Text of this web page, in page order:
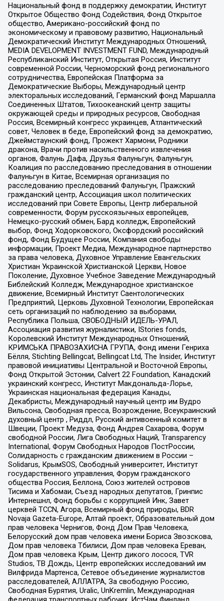
Национальный фонд в поддержку демократии, Институт
Открытое Общество Фонд Содействия, Фонд Открытое
общество, Американо-российский фонд по
экономическому и правовому развитию, Национальный
Демократический Институт Международных Отношений,
MEDIA DEVELOPMENT INVESTMENT FUND, Международный
Республиканский Институт, Открытая Россия, Институт
современной России, Черноморский фонд регионального
сотрудничества, Европейская Платформа за
Демократические Выборы, Международный центр
электоральных исследований, Германский фонд Маршалла
Соединенных Штатов, Тихоокеанский центр защиты
окружающей среды и природных ресурсов, Свободная
Россия, Всемирный конгресс украинцев, Атлантический
совет, Человек в беде, Европейский фонд за демократию,
Джеймстаунский фонд, Прожект Хармони, Родники
дракона, Врачи против насильственного извлечения
органов, Фалунь Дафа, Друзья Фалуньгун, Фалуньгун,
Коалиция по расследованию преследования в отношении
Фалуньгун в Китае, Всемирная организация по
расследованию преследований Фалуньгун, Пражский
гражданский центр, Ассоциация школ политических
исследований при Совете Европы, Центр либеральной
современности, Форум русскоязычных европейцев,
Немецко-русский обмен, Бард колледж, Европейский
выбор, Фонд Ходорковского, Оксфордский российский
фонд, Фонд Будущее России, Компания свободы
информации, Проект Медиа, Международное партнерство
за права человека, Духовное Управление Евангельских
Христиан Украинской Христианской Церкви, Новое
Поколение, Духовное Учебное Заведение Международный
Библейский Колледж, Международное христианское
движение, Всемирный Институт Саентологических
Предприятий, Церковь Духовной Технологии, Европейская
сеть организаций по наблюдению за выборами,
Республика Польша, СВОБОДНЫЙ ИДЕЛЬ-УРАЛ,
Ассоциация развития журналистики, IStories fonds,
Королевский Институт Международных Отношений,
КРИМСЬКА ПРАВОЗАХИСНА ГРУПА, Фонд имени Генриха
Бёлля, Stichting Bellingcat, Bellingcat Ltd, The Insider, Институт
правовой инициативы Центральной и Восточной Европы,
Фонд Открытой Эстонии, Calvert 22 Foundation, Канадский
украинский конгресс, Институт Макдональда-Лорье,
Украинская национальная федерация Канады,
Декабристы, Международный научный центр им Вудро
Вильсона, Свободная пресса, Возрождение, Всеукраинский
духовный центр , Риддл, Русский антивоенный комитет в
Швеции, Проект Медуза, Фонд Андрея Сахарова, Форум
свободной России, Лига Свободных Наций, Transparеncy
International, Форум Свободных Народов ПостРоссии,
Солидарность с гражданским движением в России –
Solidarus, КрымSOS, Свободный университет, Институт
государственного управления, Форум гражданского
общества Россия, Беллона, Союз жителей островов
Тисима и Хабомаи, Съезд народных депутатов, Гринпис
Интернешнл, Фонд борьбы с коррупцией Инк, Завет
церквей TCCN, Агора, Всемирный фонд природы, BDR
Novaja Gazeta-Europe, Алтай проект, Образовательный дом
прав человека Чернигов, Фонд Дом Прав Человека,
Белорусский дом прав человека имени Бориса Звозскова,
Дом прав человека Тбилиси, Дом прав человека Ереван,
Дом прав человека Крым, Центр дикого лосося, TVR
Studios, ТВ Дождь, Центр европейских исследований им
Вилфрида Мартенса, Сетевое объединение журналистов
расследователей, АЛЛАТРА, За свободную Россию,
Свободная Бурятия, Uralic, UnKremlin, Международная